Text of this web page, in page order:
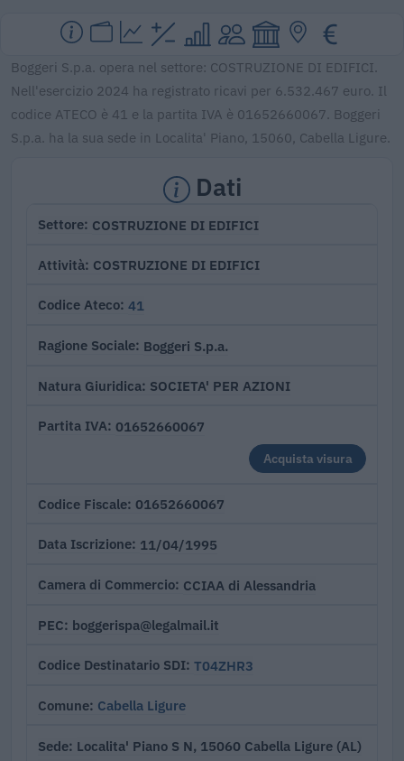
Boggeri S.p.a. opera nel settore: COSTRUZIONE DI EDIFICI.
Nell'esercizio 2024 ha registrato ricavi per 6.532.467 euro. Il
codice ATECO è 41 e la partita IVA è 01652660067. Boggeri
S.p.a. ha la sua sede in Localita' Piano, 15060, Cabella Ligure.
Dati
Settore COSTRUZIONE DI EDIFICI
Attività COSTRUZIONE DI EDIFICI
Codice Ateco 41
Ragione Sociale Boggeri S.p.a.
Natura Giuridica SOCIETA' PER AZIONI
Partita IVA 01652660067
Acquista visura
Codice Fiscale 01652660067
Data Iscrizione 11/04/1995
Camera di Commercio CCIAA di Alessandria
PEC boggerispa@legalmail.it
Codice Destinatario SDI T04ZHR3
Comune Cabella Ligure
Sede Localita' Piano S N, 15060 Cabella Ligure (AL)